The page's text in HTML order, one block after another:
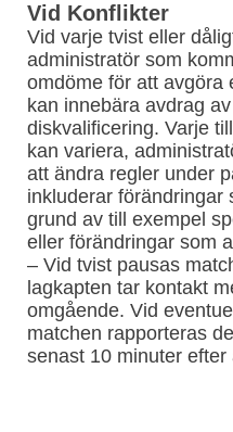
Vid Konflikter
Vid varje tvist eller
administratör som
omdöme för att avgöra
kan innebära avdrag
diskvalificering. Varje
kan variera,
att ändra regler under
inkluderar förändringar
grund av till exempel
eller förändringar som
– Vid tvist pausas
lagkapten tar kontakt
omgående. Vid
matchen rapporteras
senast 10 minuter efter